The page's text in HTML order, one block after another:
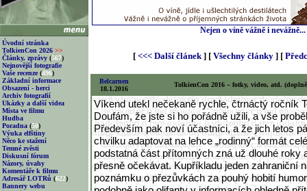
Úvodní stránka
TolkienCon 2026 >>
Články, zprávy (567)
Nejnovější fotografie
Vaše recenze (496)
Základní informace
Obsazení - herci
Archiv fotografií
Ukázky a další videa
Místa ve filmu
Hudba
Poradna (50)
Výuka elfštiny
Něco ke stažení
Temné zvěsti
Diskusní fórum
Názory, úvahy
Komentáře k filmu
Adresář LOTRů (622)
Bannery webu
Nejen o víně vážně i nevážně...
[ <<< Další článek] [ Všechny články ] [
Belcarnen
18.1.2016
TolkienCon 2016 – fotky, video, atd.
Víkend utekl nečekaně rychle, čtrnáctý ročník
Doufám, že jste si ho pořádně užili, a vše
Především pak noví účastníci, a že jich letos
chvilku adaptovat na lehce „rodinný“ formát
podstatná část přítomných zná už dlouhé roky
přesně očekávat. Kupříkladu jeden zahraniční
poznámku o přezůvkách za pouhý hobití